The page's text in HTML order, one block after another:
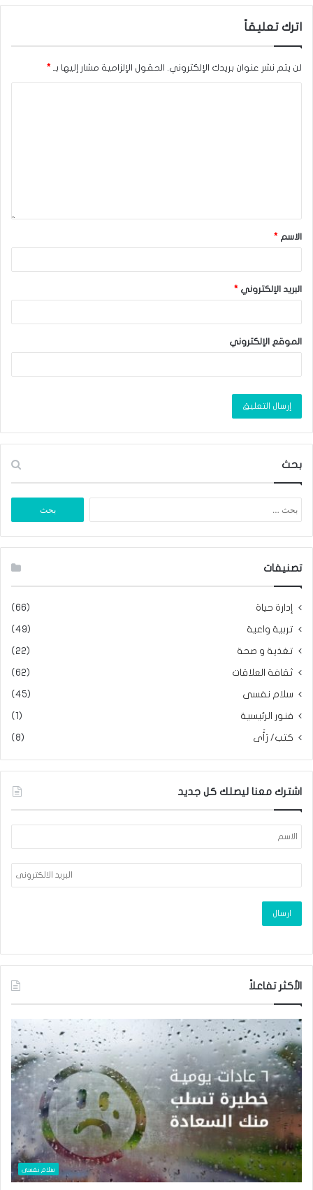
اترك تعليقاً
لن يتم نشر عنوان بريدك الإلكتروني. الحقول الإلزامية مشار إليها بـ *
الاسم *
البريد الإلكتروني *
الموقع الإلكتروني
بحث
عن:
تصنيفات
إدارة حياة (66)
تربية واعية (49)
تغذية و صحة (22)
ثقافة العلاقات (62)
سلام نفسى (45)
فنور الرئيسية (1)
كتب/ رَأَى (8)
اشترك معنا ليصلك كل جديد
الأكثر تفاعلاً
سلام نفسى